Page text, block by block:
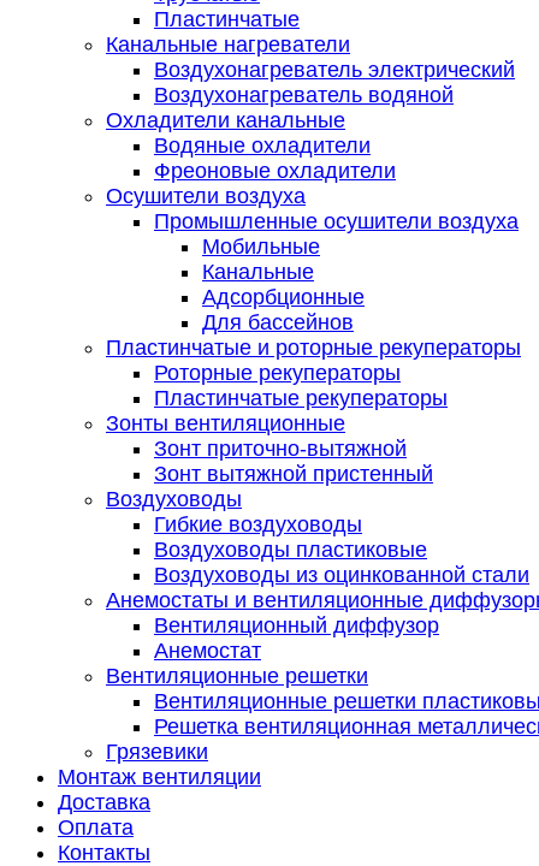
Пластинчатые
Канальные нагреватели
Воздухонагреватель электрический
Воздухонагреватель водяной
Охладители канальные
Водяные охладители
Фреоновые охладители
Осушители воздуха
Промышленные осушители воздуха
Мобильные
Канальные
Адсорбционные
Для бассейнов
Пластинчатые и роторные рекуператоры
Роторные рекуператоры
Пластинчатые рекуператоры
Зонты вентиляционные
Зонт приточно-вытяжной
Зонт вытяжной пристенный
Воздуховоды
Гибкие воздуховоды
Воздуховоды пластиковые
Воздуховоды из оцинкованной стали
Анемостаты и вентиляционные
Вентиляционный диффузор
Анемостат
Вентиляционные решетки
Вентиляционные решетки
Решетка вентиляционная
Грязевики
Монтаж вентиляции
Доставка
Оплата
Контакты